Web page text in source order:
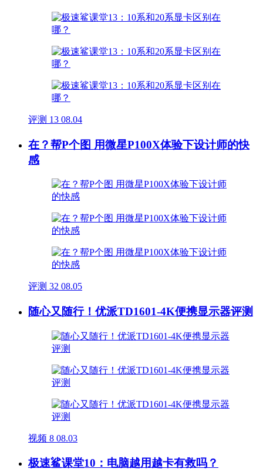
评测 13 08.04
在？帮P个图 用微星P100X体验下设计师的快
感
评测 32 08.05
随心又随行！优派TD1601-4K便携显示器评测
视频 8 08.03
极速鲨课堂10：电脑越用越卡有救吗？